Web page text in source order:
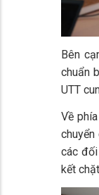
Bên
chuẩn
UTT
Về
các
kết